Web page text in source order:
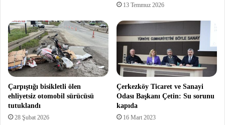
13 Temmuz 2026
Çarpıştığı bisikletli ölen
ehliyetsiz otomobil sürücüsü
tutuklandı
28 Şubat 2026
Çerkezköy Ticaret ve Sanayi
Odası Başkanı Çetin: Su sorunu
kapıda
16 Mart 2023